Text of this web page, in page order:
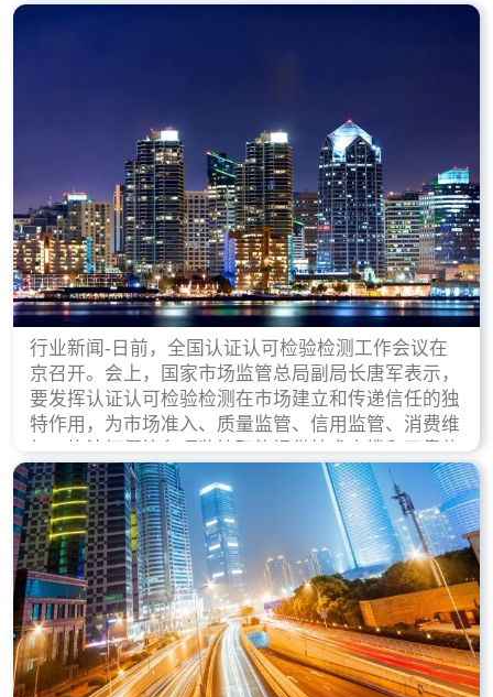
行业新闻-日前，全国认证认可检验检测工作会议在
京召开。会上，国家市场监管总局副局长唐军表示，
要发挥认证认可检验检测在市场建立和传递信任的独
特作用，为市场准入、质量监管、信用监管、消费维
权、执法打假等各项监管职能提供技术支撑和可靠依
据。